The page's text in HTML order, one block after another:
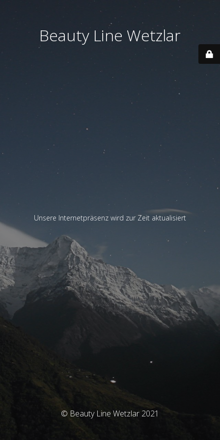
Beauty Line Wetzlar
Unsere Internetpräsenz wird zur Zeit aktualisiert
© Beauty Line Wetzlar 2021